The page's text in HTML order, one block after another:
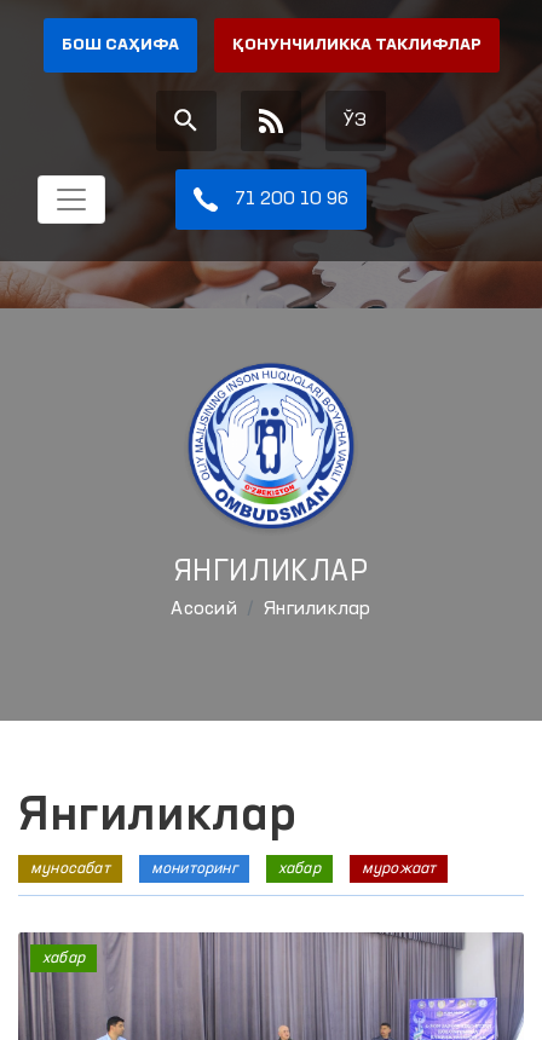
БОШ САҲИФА ҚОНУНЧИЛИККА ТАКЛИФЛАР
ЎЗ
71 200 10 96
ЯНГИЛИКЛАР
Aсосий Янгиликлар
Янгиликлар
муносабат мониторинг хабар мурожаат
хабар